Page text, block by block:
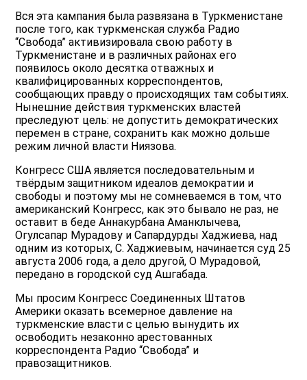
Вся эта кампания была развязана в Туркменистане
после того, как туркменская служба Радио
“Свобода” активизировала свою работу в
Туркменистане и в различных районах его
появилось около десятка отважных и
квалифицированных корреспондентов,
сообщающих правду о происходящих там событиях.
Нынешние действия туркменских властей
преследуют цель: не допустить демократических
перемен в стране, сохранить как можно дольше
режим личной власти Ниязова.
Конгресс США является последовательным и
твёрдым защитником идеалов демократии и
свободы и поэтому мы не сомневаемся в том, что
американский Конгресс, как это бывало не раз, не
оставит в беде Аннакурбана Аманклычева,
Огулсапар Мурадову и Сапардурды Хаджиева, над
одним из которых, С. Хаджиевым, начинается суд 25
августа 2006 года, а дело другой, О Мурадовой,
передано в городской суд Ашгабада.
Мы просим Конгресс Соединенных Штатов
Америки оказать всемерное давление на
туркменские власти с целью вынудить их
освободить незаконно арестованных
корреспондента Радио “Свобода” и
правозащитников.